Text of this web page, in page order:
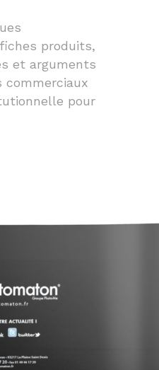
produits,
et arguments
commerciaux
pour